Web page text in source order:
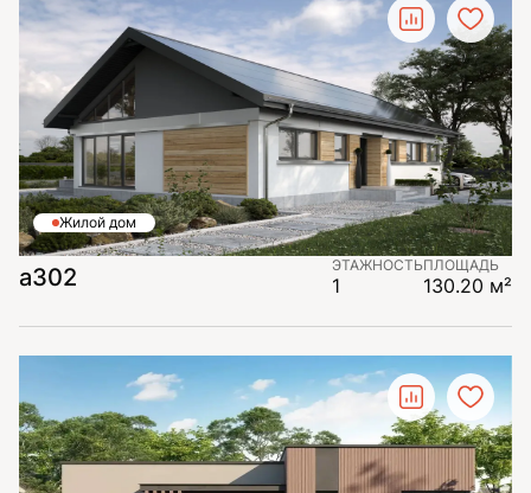
Жилой дом
а302 ЭТАЖНОСТЬ
1
ПЛОЩАДЬ
130.20 м²